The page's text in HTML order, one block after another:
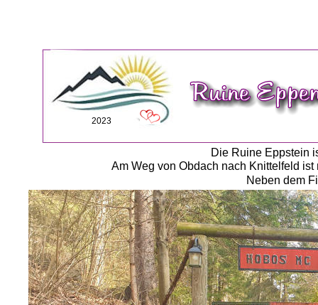
Die Ruine Eppstein
Am Weg von Obdach nach Knittelfeld
Neben dem
2023